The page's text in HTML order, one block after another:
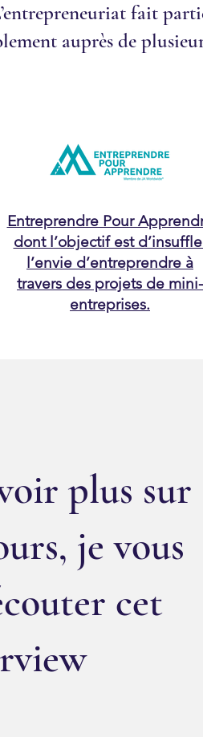
fait
auprès de
Entreprendre Pour
dont l’objectif est
l’envie d’entreprendre à
travers des projets de mini-
entreprises.
plus sur
je vous
cet